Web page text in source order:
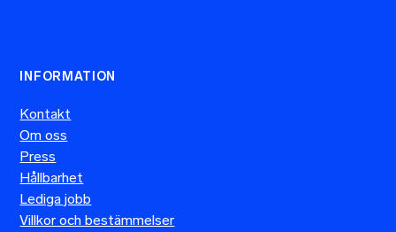
INFORMATION
Kontakt
Om oss
Press
Hållbarhet
Lediga jobb
Villkor och bestämmelser